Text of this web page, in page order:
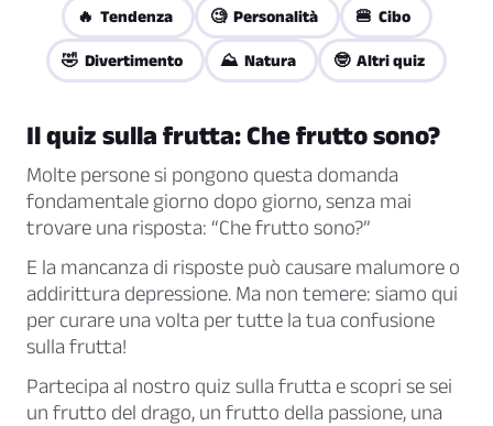
🔥 Tendenza 🧐 Personalità 🍔 Cibo
🤣 Divertimento ⛰️ Natura 🤓 Altri quiz
Il quiz sulla frutta: Che frutto sono?
Molte persone si pongono questa domanda
fondamentale giorno dopo giorno, senza mai
trovare una risposta: “Che frutto sono?”
E la mancanza di risposte può causare malumore o
addirittura depressione. Ma non temere: siamo qui
per curare una volta per tutte la tua confusione
sulla frutta!
Partecipa al nostro quiz sulla frutta e scopri se sei
un frutto del drago, un frutto della passione, una